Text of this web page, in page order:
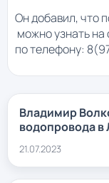
Он добавил, что
можно узнать на
по телефону:
Владимир
водопровода
21.07.2023